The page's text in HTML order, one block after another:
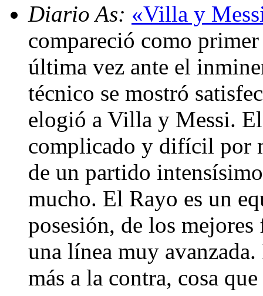
Diario As: «Villa y
compareció como
última vez ante el
técnico se mostró
elogió a Villa y Messi.
complicado y difícil por
de un partido
mucho. El Rayo es un
posesión, de los
una línea muy
más a la contra, cosa